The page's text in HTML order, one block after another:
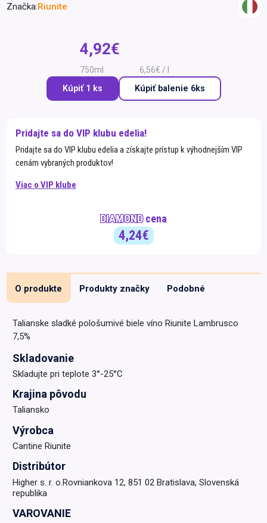
Drogéria a kozmetika
Domácnosť a kancelária
Lekáreň
Značka:Riunite
4,92€
750ml 6,56€ / l
Kúpiť 1 ks Kúpiťbalenie 6ks
Pridajte sa do VIP klubu edelia!
Pridajte sa do VIP klubu edelia a získajte prístup k výhodnejším VIP
cenám vybraných produktov!
Viac o VIP klube
DIAMONDcena
4,24€
O produkte Produkty značky Podobné
Talianske sladké pološumivé biele víno Riunite Lambrusco
7,5%
Skladovanie
Skladujte pri teplote 3°-25°C
Krajina pôvodu
Taliansko
Výrobca
Cantine Riunite
Distribútor
Higher s. r. o.Rovniankova 12, 851 02 Bratislava, Slovenská
republika
VAROVANIE